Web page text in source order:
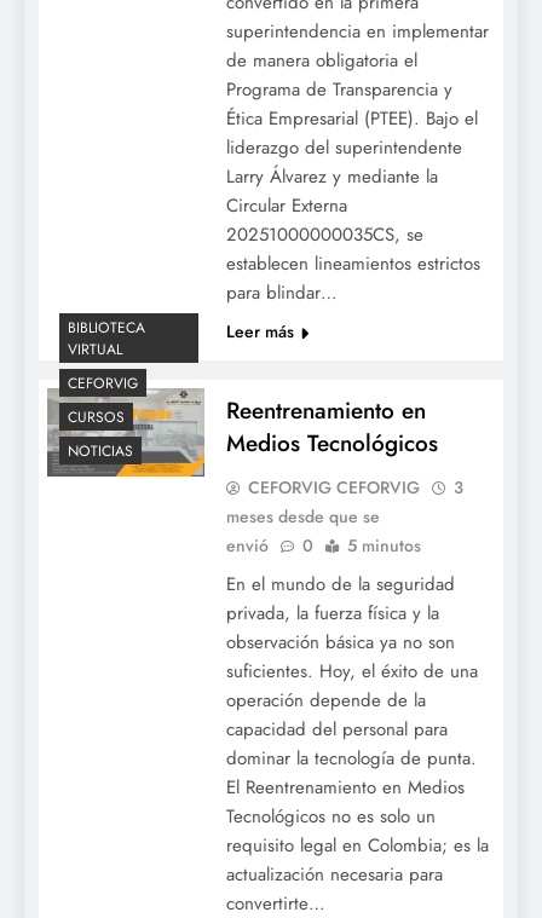
superintendencia en implementar
de manera obligatoria el
Programa de Transparencia y
Ética Empresarial (PTEE). Bajo el
liderazgo del superintendente
Larry Álvarez y mediante la
Circular Externa
20251000000035CS, se
establecen lineamientos estrictos
para blindar…
Leer más
BIBLIOTECA
VIRTUAL
CEFORVIG
CURSOS
NOTICIAS
Reentrenamiento en
Medios Tecnológicos
CEFORVIG CEFORVIG
3
meses desde que se
envió
0 5 minutos
En el mundo de la seguridad
privada, la fuerza física y la
observación básica ya no son
suficientes. Hoy, el éxito de una
operación depende de la
capacidad del personal para
dominar la tecnología de punta.
El Reentrenamiento en Medios
Tecnológicos no es solo un
requisito legal en Colombia; es la
actualización necesaria para
convertirte…